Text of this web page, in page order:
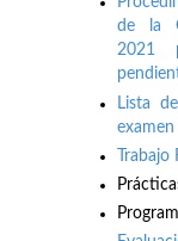
de la
2021
Lista
examen